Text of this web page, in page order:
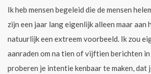
Ik heb mensen begeleid die de mensen
zijn een jaar lang eigenlijk alleen maar aan
natuurlijk een extreem voorbeeld. Ik zou
aanraden om na tien of vijftien berichten
proberen je intentie kenbaar te maken, dat